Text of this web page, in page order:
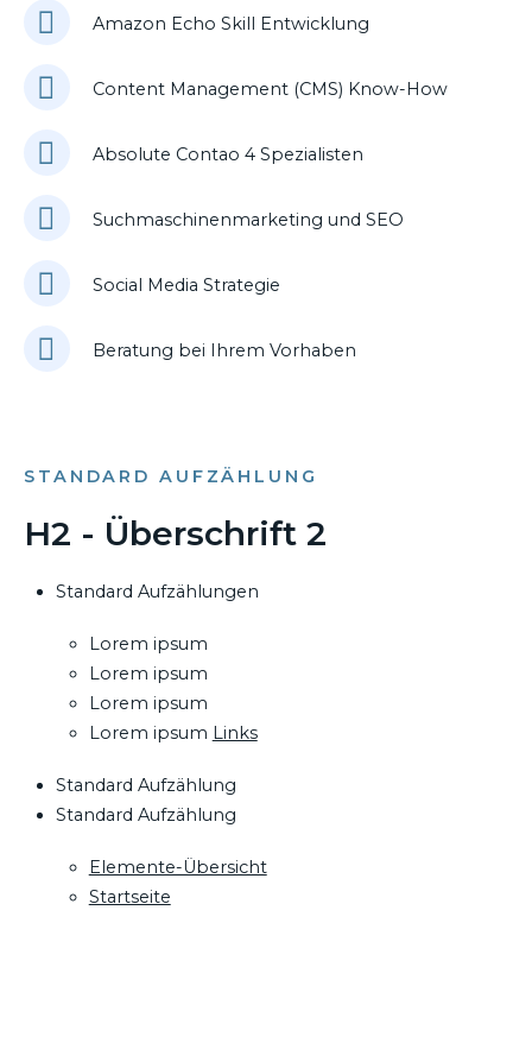
Amazon Echo Skill Entwicklung
Content Management (CMS) Know-How
Absolute Contao 4 Spezialisten
Suchmaschinenmarketing und SEO
Social Media Strategie
Beratung bei Ihrem Vorhaben
STANDARD AUFZÄHLUNG
H2 - Überschrift 2
Standard Aufzählungen
Lorem ipsum
Lorem ipsum
Lorem ipsum
Lorem ipsum Links
Standard Aufzählung
Standard Aufzählung
Elemente-Übersicht
Startseite